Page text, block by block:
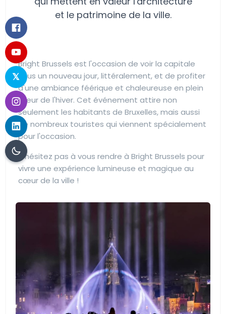
et le patrimoine de la ville.
Bright Brussels est l'occasion de voir la capitale
sous un nouveau jour, littéralement, et de profiter
d'une ambiance féérique et chaleureuse en plein
cœur de l'hiver. Cet événement attire non
seulement les habitants de Bruxelles, mais aussi
de nombreux touristes qui viennent spécialement
pour l'occasion.
N'hésitez pas à vous rendre à Bright Brussels pour
vivre une expérience lumineuse et magique au
cœur de la ville !